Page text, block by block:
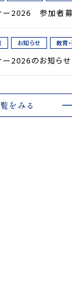
ー2026 参加者
お知らせ 教育
2026のお知らせ
をみる